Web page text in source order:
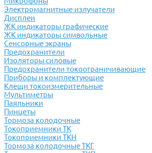
Электромагнитные излучатели
Дисплеи
ЖК индикаторы графические
ЖК индикаторы символьные
Сенсорные экраны
Предохранители
Изоляторы силовые
Предохранители токоограничивающие
Приборы и комплектующие
Клещи токоизмерительные
Мультиметры
Паяльники
Пинцеты
Тормоза колодочные
Токоприемники ТК
Токоприемники ТКН
Тормоза колодочные ТКГ